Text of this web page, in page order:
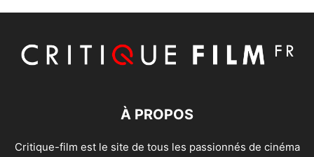
À PROPOS
Critique-film est le site de tous les passionnés de cinéma